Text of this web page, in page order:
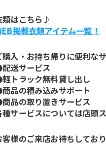
類はこちら♪
掲載衣類アイテム一覧！
購入・お持ち帰りに便利な
送サービス
トラック無料貸し出し
品の積み込みサポート
品の取り置きサービス
種サービスについては店頭
客様のご来店お待ちしてお